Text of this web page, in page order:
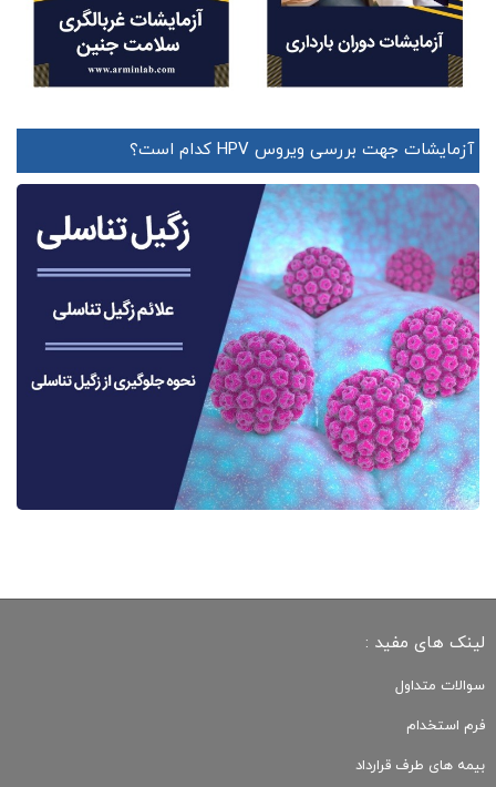
آزمایشات جهت بررسی ویروس HPV کدام است؟
لینک های مفید :
سوالات متداول
فرم استخدام
بیمه های طرف قرارداد